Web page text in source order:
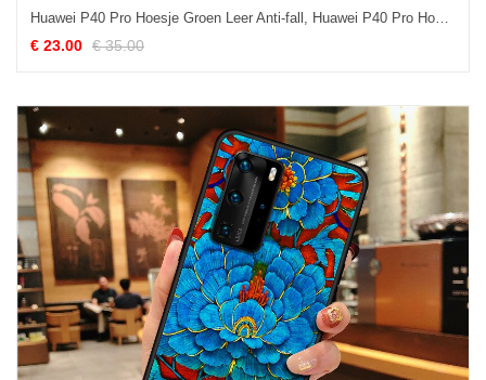
Huawei P40 Pro Hoesje Groen Leer Anti-fall, Huawei P40 Pro Hoesje Mobiele Telefoon Hoes
€ 23.00 € 35.00